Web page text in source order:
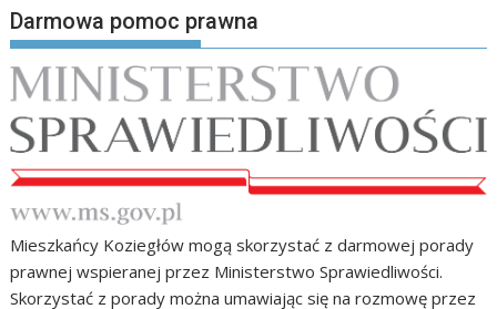
Darmowa pomoc prawna
Mieszkańcy Koziegłów mogą skorzystać z darmowej porady
prawnej wspieranej przez Ministerstwo Sprawiedliwości.
Skorzystać z porady można umawiając się na rozmowę przez